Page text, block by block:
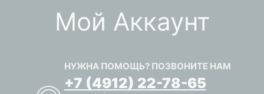
Мой Аккаунт
НУЖНА ПОМОЩЬ? ПОЗВОНИТЕ НАМ
+7 (4912) 22-78-65